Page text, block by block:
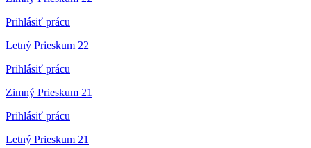
Prihlásiť prácu
Letný Prieskum 22
Prihlásiť prácu
Zimný Prieskum 21
Prihlásiť prácu
Letný Prieskum 21